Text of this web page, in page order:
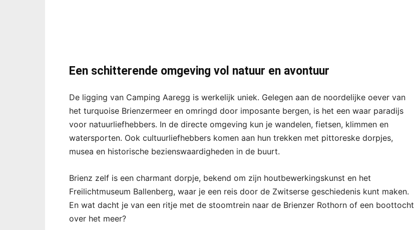
Een schitterende omgeving vol natuur en avontuur
De ligging van Camping Aaregg is werkelijk uniek. Gelegen aan de noordelijke oever van
het turquoise Brienzermeer en omringd door imposante bergen, is het een waar paradijs
voor natuurliefhebbers. In de directe omgeving kun je wandelen, fietsen, klimmen en
watersporten. Ook cultuurliefhebbers komen aan hun trekken met pittoreske dorpjes,
musea en historische bezienswaardigheden in de buurt.
Brienz zelf is een charmant dorpje, bekend om zijn houtbewerkingskunst en het
Freilichtmuseum Ballenberg, waar je een reis door de Zwitserse geschiedenis kunt maken.
En wat dacht je van een ritje met de stoomtrein naar de Brienzer Rothorn of een boottocht
over het meer?